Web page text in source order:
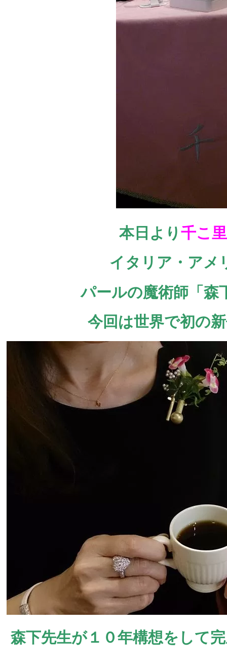
本日より千こ
イタリア・アメ
パールの魔術師「森
今回は世界で初の
森下先生が１０年構想をして